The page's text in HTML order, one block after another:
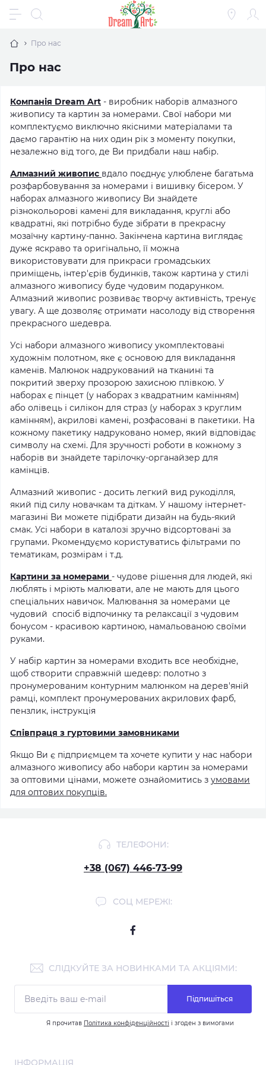
Про нас
Про нас
Компанія Dream Art - виробник наборів алмазного
живопису та картин за номерами. Свої набори ми
комплектуємо виключно якісними матеріалами та
даємо гарантію на них один рік з моменту покупки,
незалежно від того, де Ви придбали наш набір.
Алмазний живопис вдало поєднує улюблене багатьма
розфарбовування за номерами і вишивку бісером. У
наборах алмазного живопису Ви знайдете
різнокольорові камені для викладання, круглі або
квадратні, які потрібно буде зібрати в прекрасну
мозаїчну картину-панно. Закінчена картина виглядає
дуже яскраво та оригінально, її можна
використовувати для прикраси громадських
приміщень, інтер'єрів будинків, також картина у стилі
алмазного живопису буде чудовим подарунком.
Алмазний живопис розвиває творчу активність, тренує
увагу. А ще дозволяє отримати насолоду від створення
прекрасного шедевра.
Усі набори алмазного живопису укомплектовані
художнім полотном, яке є основою для викладання
каменів. Малюнок надрукований на тканині та
покритий зверху прозорою захисною плівкою. У
наборах є пінцет (у наборах з квадратним камінням)
або олівець і силікон для страз (у наборах з круглим
камінням), акрилові камені, розфасовані в пакетики. На
кожному пакетику надруковано номер, який відповідає
символу на схемі. Для зручності роботи в кожному з
наборів ви знайдете тарілочку-органайзер для
камінців.
Алмазний живопис - досить легкий вид рукоділля,
який під силу новачкам та діткам. У нашому інтернет-
магазині Ви можете підібрати дизайн на будь-який
смак. Усі набори в каталозі зручно відсортовані за
групами. Ркомендуємо користуватись фільтрами по
тематикам, розмірам і т.д.
Картини за номерами - чудове рішення для людей, які
люблять і мріють малювати, але не мають для цього
спеціальних навичок. Малювання за номерами це
чудовий спосіб відпочинку та релаксації з чудовим
бонусом - красивою картиною, намальованою своїми
руками.
У набір картин за номерами входить все необхідне,
щоб створити справжній шедевр: полотно з
пронумерованим контурним малюнком на дерев'яній
рамці, комплект пронумерованих акрилових фарб,
пензлик, інструкція
Співпраця з гуртовими замовниками
Якщо Ви є підприємцем та хочете купити у нас набори
алмазного живопису або набори картин за номерами
за оптовими цінами, можете ознайомитись з умовами
для оптових покупців.
ТЕЛЕФОНИ:
+38 (067) 446-73-99
СОЦ МЕРЕЖІ:
СЛІДКУЙТЕ ЗА НОВИНКАМИ ТА АКЦІЯМИ:
Підпишіться
Я прочитав Політика конфіденційності і згоден з вимогами
ІНФОРМАЦІЯ